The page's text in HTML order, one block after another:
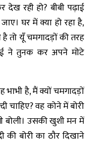
रही हो? बीबी पढ़ाई
घर में क्या हो रहा है,
है तो यूँ चमगादड़ों की तरह
ने तुनक कर अपने मोटे
भाभी है, मैं क्यों चमगादड़ों
चाहिए? वह कोने में बोरी
बोली। उसकी खुशी मन में
की बोरी का ठौर दिखाने